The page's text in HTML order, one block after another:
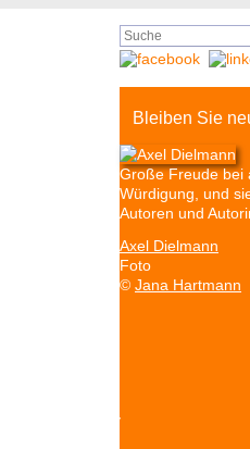
Bleiben Sie
Große Freude bei
Würdigung, und
Autoren und
Axel Dielmann
Foto
© Jana Hartmann
Monty